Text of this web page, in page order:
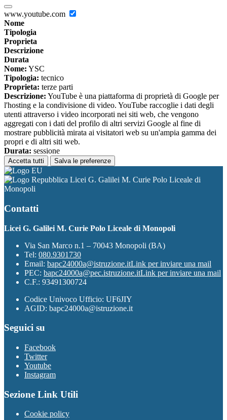
www.youtube.com
Nome
Tipologia
Proprieta
Descrizione
Durata
Nome: YSC
Tipologia: tecnico
Proprieta: terze parti
Descrizione: YouTube è una piattaforma di proprietà di Google per
l'hosting e la condivisione di video. YouTube raccoglie i dati degli
utenti attraverso i video incorporati nei siti web, che vengono
aggregati con i dati del profilo di altri servizi Google al fine di
mostrare pubblicità mirata ai visitatori web su un'ampia gamma dei
propri e di altri siti web.
Durata: sessione
Accetta tutti Salva le preferenze
Licei G. Galilei M. Curie Polo Liceale di
Monopoli
Contatti
Licei G. Galilei M. Curie Polo Liceale di Monopoli
Via San Marco n.1 – 70043 Monopoli (BA)
Tel: 080.9301730
Email: bapc24000a@istruzione.itLink per inviare una mail
PEC: bapc24000a@pec.istruzione.itLink per inviare una mail
C.F.: 93491300724
Codice Univoco Ufficio: UF6JIY
AGID: bapc24000a@istruzione.it
Seguici su
Facebook
Twitter
Youtube
Instagram
Sezione Link Utili
Cookie policy